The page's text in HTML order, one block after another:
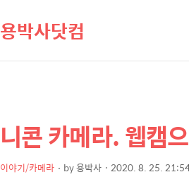
용박사닷컴
상
컨
본
문
제
니콘 카메라. 웹캠
이야기/카메라 by용박사 2020. 8. 25.